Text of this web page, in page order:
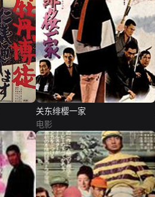
关东绯樱一家
电影